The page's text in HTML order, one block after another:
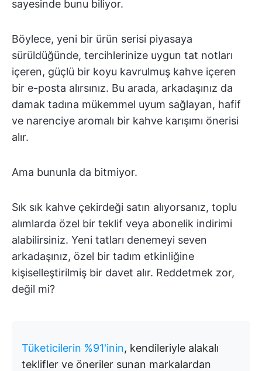
sayesinde bunu biliyor.
Böylece, yeni bir ürün serisi piyasaya
sürüldüğünde, tercihlerinize uygun tat notları
içeren, güçlü bir koyu kavrulmuş kahve içeren
bir e-posta alırsınız. Bu arada, arkadaşınız da
damak tadına mükemmel uyum sağlayan, hafif
ve narenciye aromalı bir kahve karışımı önerisi
alır.
Ama bununla da bitmiyor.
Sık sık kahve çekirdeği satın alıyorsanız, toplu
alımlarda özel bir teklif veya abonelik indirimi
alabilirsiniz. Yeni tatları denemeyi seven
arkadaşınız, özel bir tadım etkinliğine
kişiselleştirilmiş bir davet alır. Reddetmek zor,
değil mi?
Tüketicilerin %91'inin, kendileriyle alakalı
teklifler ve öneriler sunan markalardan